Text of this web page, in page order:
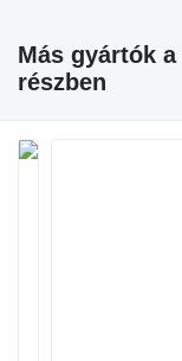
Más gyártók
részben